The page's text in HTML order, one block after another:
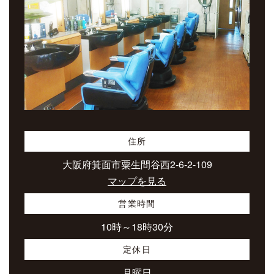
住所
大阪府箕面市粟生間谷西2-6-2-109
マップを見る
営業時間
10時～18時30分
定休日